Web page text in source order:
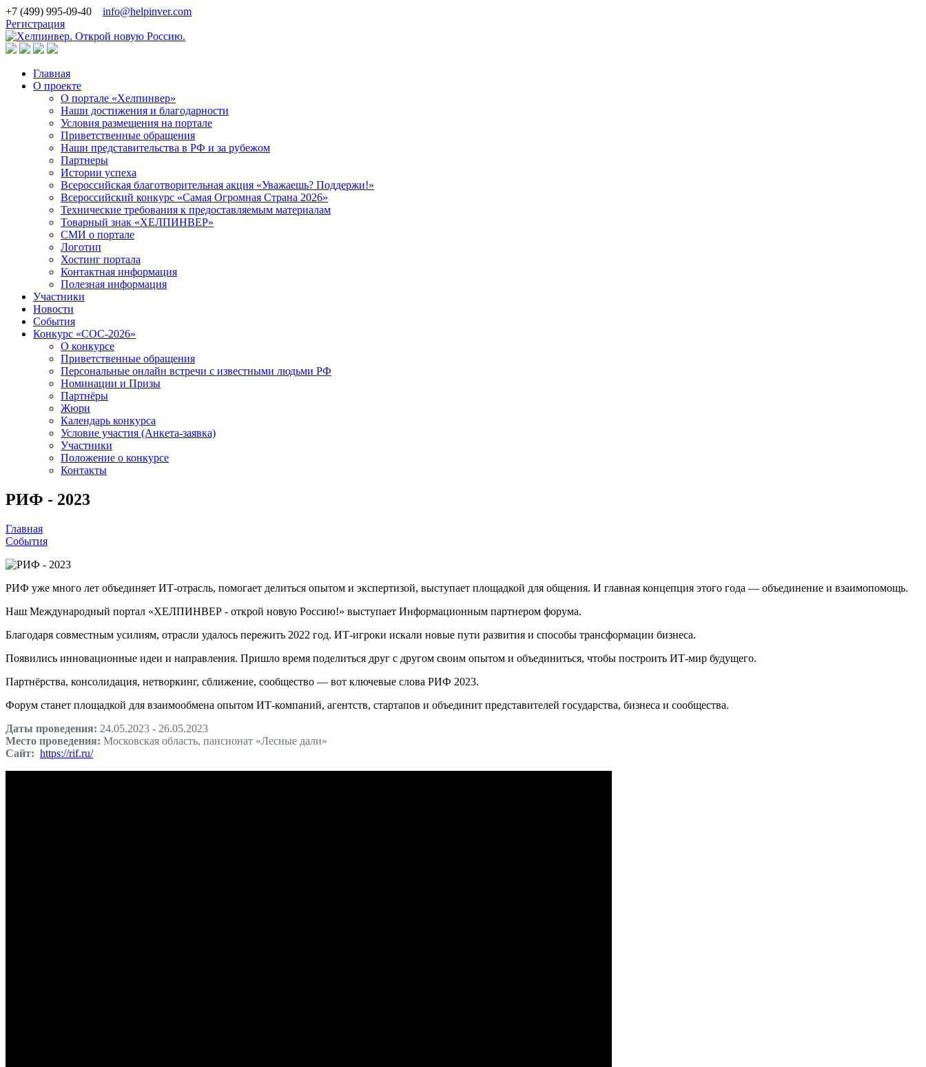
+7 (499) 995-09-40
info@helpinver.com
Регистрация
Главная
О проекте
О портале «Хелпинвер»
Наши достижения и благодарности
Условия размещения на портале
Приветственные обращения
Наши представительства в РФ и за рубежом
Партнеры
Истории успеха
Всероссийская благотворительная акция «Уважаешь? Поддержи!»
Всероссийский конкурс «Самая Огромная Страна 2026»
Технические требования к предоставляемым материалам
Товарный знак «ХЕЛПИНВЕР»
СМИ о портале
Логотип
Хостинг портала
Контактная информация
Полезная информация
Участники
Новости
События
Конкурс «СОС-2026»
О конкурсе
Приветственные обращения
Персональные онлайн встречи с известными людьми РФ
Номинации и Призы
Партнёры
Жюри
Календарь конкурса
Условие участия (Анкета-заявка)
Участники
Положение о конкурсе
Контакты
РИФ - 2023
Главная
События
РИФ уже много лет объединяет ИТ-отрасль, помогает делиться опытом и экспертизой, выступает площадкой для общения. И главная концепция этого года — объединение и взаимопомощь.
Наш Международный портал «ХЕЛПИНВЕР - открой новую Россию!» выступает Информационным партнером форума.
Благодаря совместным усилиям, отрасли удалось пережить 2022 год. ИТ-игроки искали новые пути развития и способы трансформации бизнеса.
Появились инновационные идеи и направления. Пришло время поделиться друг с другом своим опытом и объединиться, чтобы построить ИТ-мир будущего.
Партнёрства, консолидация, нетворкинг, сближение, сообщество — вот ключевые слова РИФ 2023.
Форум станет площадкой для взаимообмена опытом ИТ-компаний, агентств, стартапов и объединит представителей государства, бизнеса и сообщества.
Даты проведения: 24.05.2023 - 26.05.2023
Место проведения: Московская область, пансионат «Лесные дали»
Сайт: https://rif.ru/